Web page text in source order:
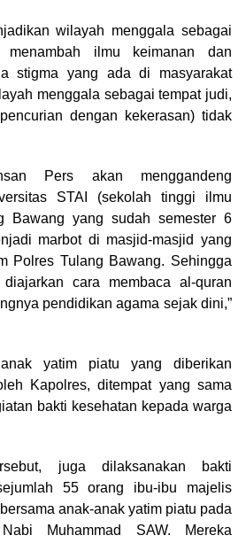
wilayah menggala sebagai
ilmu keimanan dan
stigma yang ada di masyarakat
menggala sebagai tempat judi,
dengan kekerasan) tidak
Pers akan menggandeng
STAI (sekolah tinggi ilmu
Bawang yang sudah semester 6
marbot di masjid-masjid yang
Polres Tulang Bawang. Sehingga
cara membaca al-quran
pendidikan agama sejak dini,”
yatim piatu yang diberikan
Kapolres, ditempat yang sama
bakti kesehatan kepada warga
juga dilaksanakan bakti
55 orang ibu-ibu majelis
anak-anak yatim piatu pada
Muhammad SAW. Mereka